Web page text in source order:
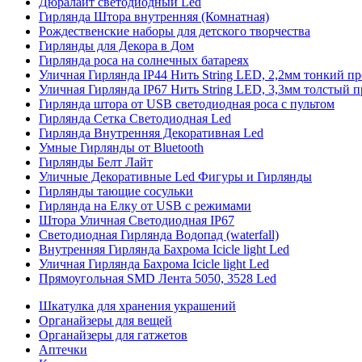
Гирлянда Штора внутренняя (Комнатная)
Рождественские наборы для детского творчества
Гирлянды для Декора в Дом
Гирлянда роса на солнечных батареях
Уличная Гирлянда IP44 Нить String LED, 2,2мм тонкий
Уличная Гирлянда IP67 Нить String LED, 3,3мм толстый
Гирлянда штора от USB светодиодная роса с пультом
Гирлянда Сетка Светодиодная Led
Гирлянда Внутренняя Декоративная Led
Умные Гирлянды от Bluetooth
Гирлянды Белт Лайт
Уличные Декоративные Led Фигуры и Гирлянды
Гирлянды тающие сосульки
Гирлянда на Елку от USB с режимами
Штора Уличная Светодиодная IP67
Светодиодная Гирлянда Водопад (waterfall)
Внутренняя Гирлянда Бахрома Icicle light Led
Уличная Гирлянда Бахрома Icicle light Led
Прямоугольная SMD Лента 5050, 3528 Led
Шкатулка для хранения украшений
Органайзеры для вещей
Органайзеры для гатжетов
Аптечки